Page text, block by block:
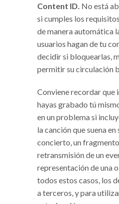
Content ID. No está
si cumples los
de manera automática
usuarios hagan de tu
decidir si bloquearlas,
permitir su circulación
Conviene recordar que
hayas grabado tú
en un problema si
la canción que suena
concierto, un
retransmisión de un
representación de una
todos estos casos, los
a terceros, y para